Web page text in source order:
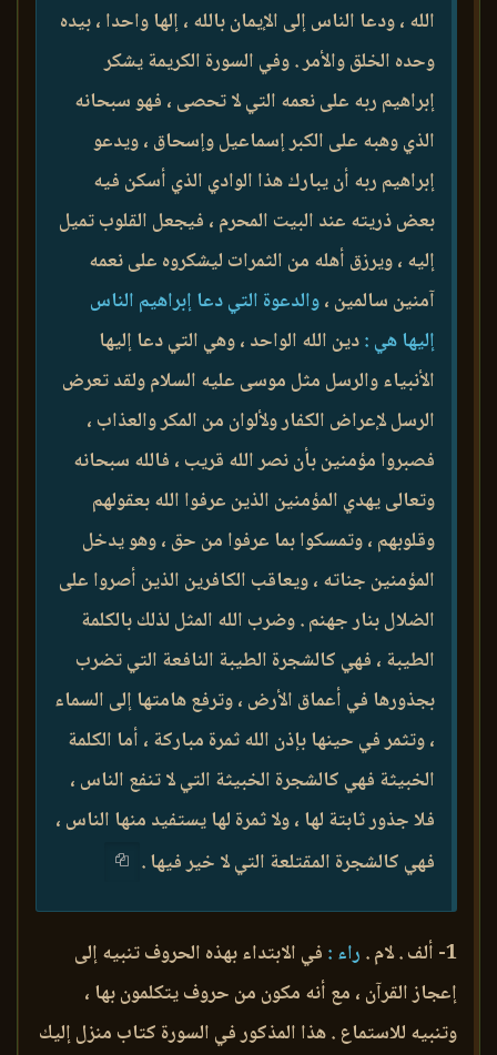
الله ، ودعا الناس إلى الإيمان بالله ، إلها واحدا ، بيده
وحده الخلق والأمر . وفي السورة الكريمة يشكر
إبراهيم ربه على نعمه التي لا تحصى ، فهو سبحانه
الذي وهبه على الكبر إسماعيل وإسحاق ، ويدعو
إبراهيم ربه أن يبارك هذا الوادي الذي أسكن فيه
بعض ذريته عند البيت المحرم ، فيجعل القلوب تميل
إليه ، ويرزق أهله من الثمرات ليشكروه على نعمه
آمنين سالمين ،والدعوة التي دعا إبراهيم الناس
إليها هي :دين الله الواحد ، وهي التي دعا إليها
الأنبياء والرسل مثل موسى عليه السلام ولقد تعرض
الرسل لإعراض الكفار ولألوان من المكر والعذاب ،
فصبروا مؤمنين بأن نصر الله قريب ، فالله سبحانه
وتعالى يهدي المؤمنين الذين عرفوا الله بعقولهم
وقلوبهم ، وتمسكوا بما عرفوا من حق ، وهو يدخل
المؤمنين جناته ، ويعاقب الكافرين الذين أصروا على
الضلال بنار جهنم . وضرب الله المثل لذلك بالكلمة
الطيبة ، فهي كالشجرة الطيبة النافعة التي تضرب
بجذورها في أعماق الأرض ، وترفع هامتها إلى السماء
، وتثمر في حينها بإذن الله ثمرة مباركة ، أما الكلمة
الخبيثة فهي كالشجرة الخبيثة التي لا تنفع الناس ،
فلا جذور ثابتة لها ، ولا ثمرة لها يستفيد منها الناس ،
فهي كالشجرة المقتلعة التي لا خير فيها .
1- ألف . لام . راء : في الابتداء بهذه الحروف تنبيه إلى
إعجاز القرآن ، مع أنه مكون من حروف يتكلمون بها ،
وتنبيه للاستماع . هذا المذكور في السورة كتاب منزل إليك